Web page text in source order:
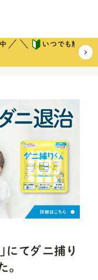
いつでも解約可
「くらしの防衛ノート」にてダ
にてダニ捕り
。